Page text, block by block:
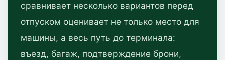
сравнивает несколько вариантов перед
отпуском оценивает не только место для
машины, а весь путь до терминала:
въезд, багаж, подтверждение брони,